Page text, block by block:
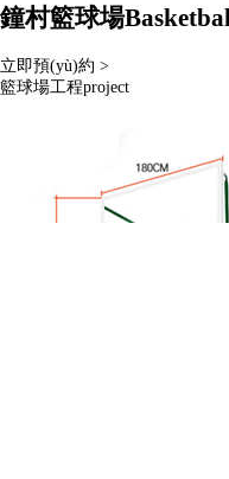
鐘村籃球場
立即預(yù)約 >
籃球場工程project